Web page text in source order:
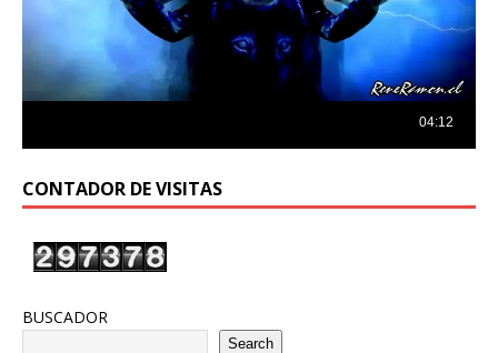
CONTADOR DE VISITAS
BUSCADOR
Search